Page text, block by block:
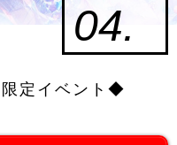
04.
定イベント◆